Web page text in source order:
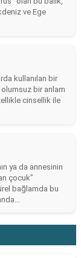
ve Ege
kullanılan bir
bir anlam
cinsellik ile
ya da annesinin
çocuk”
bağlamda bu